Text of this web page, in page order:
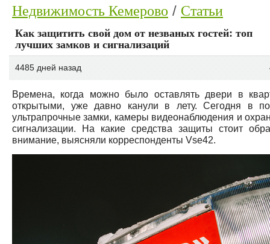
Недвижимость Кемерово Статьи
Как защитить свой дом от незваных гостей: топ
лучших замков и сигнализаций
4485 дней назад
Времена, когда можно было оставлять двери в
открытыми, уже давно канули в лету. Сегодня в
ультрапрочные замки, камеры видеонаблюдения и
сигнализации. На какие средства защиты стоит
внимание, выясняли корреспонденты Vse42.